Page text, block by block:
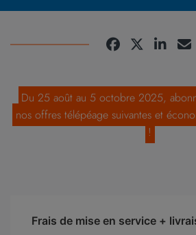
Du 25 août au 5 octobre 2025,
nos offres télépéage suivantes et
!
Frais de mise en service +